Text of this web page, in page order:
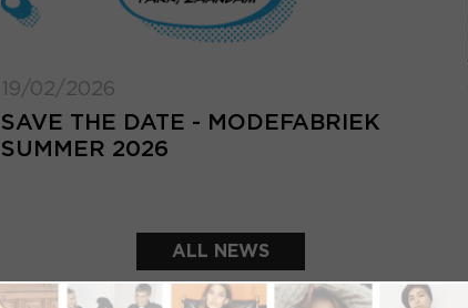
19/02/2026
SAVE THE DATE - MODEFABRIEK
SUMMER 2026
ALL NEWS